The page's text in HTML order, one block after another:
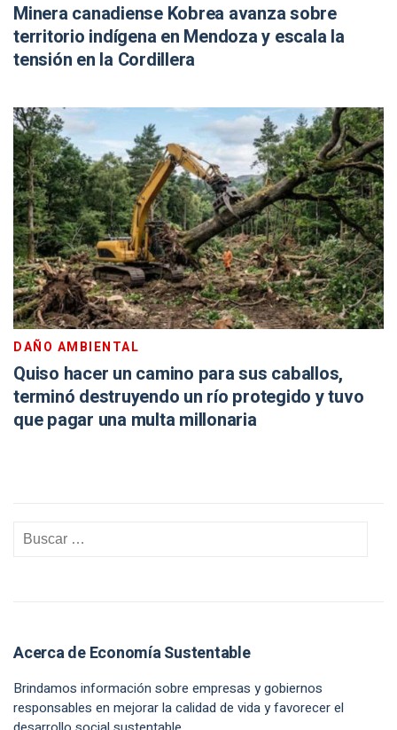
Minera canadiense Kobrea avanza sobre
territorio indígena en Mendoza y escala la
tensión en la Cordillera
DAÑO AMBIENTAL
Quiso hacer un camino para sus caballos,
terminó destruyendo un río protegido y tuvo
que pagar una multa millonaria
Acerca de Economía Sustentable
Brindamos información sobre empresas y gobiernos
responsables en mejorar la calidad de vida y favorecer el